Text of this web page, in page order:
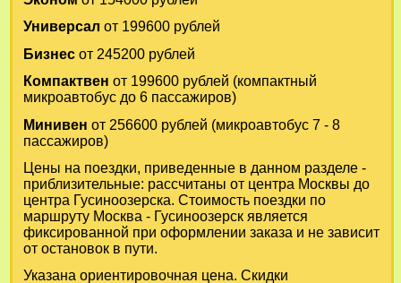
Универсал от 199600 рублей
Бизнесот 245200 рублей
Компактвен от 199600 рублей (компактный
микроавтобус до 6 пассажиров)
Минивен от 256600 рублей (микроавтобус 7 - 8
пассажиров)
Цены на поездки, приведенные в данном разделе -
приблизительные: рассчитаны от центра Москвы до
центра Гусиноозерска. Стоимость поездки по
маршруту Москва - Гусиноозерск является
фиксированной при оформлении заказа и не зависит
от остановок в пути.
Указана ориентировочная цена. Скидки